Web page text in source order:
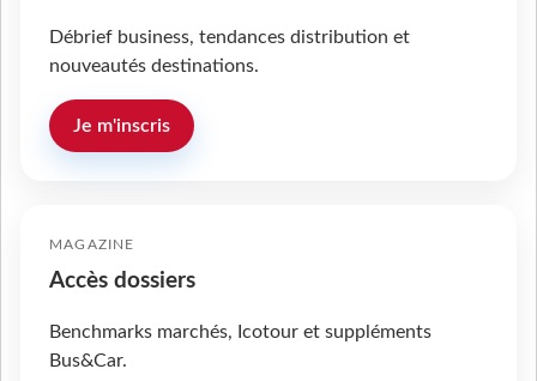
Débrief business, tendances distribution et
nouveautés destinations.
Je m'inscris
MAGAZINE
Accès dossiers
Benchmarks marchés, Icotour et suppléments
Bus&Car.